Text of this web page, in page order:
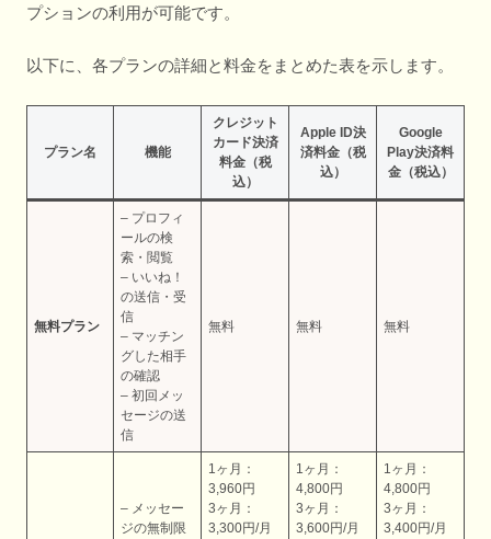
プションの利用が可能です。
以下に、各プランの詳細と料金をまとめた表を示します。
プラン名 機能
クレジット
カード決済
料金（税
込）
Apple ID決
済料金（税
込）
Google
Play決済料
金（税込）
無料プラン
– プロフィ
ールの検
索・閲覧
– いいね！
の送信・受
信
– マッチン
グした相手
の確認
– 初回メッ
セージの送
信
無料 無料 無料
– メッセー
ジの無制限
1ヶ月：
3,960円
3ヶ月：
3,300円/月
1ヶ月：
4,800円
3ヶ月：
3,600円/月
1ヶ月：
4,800円
3ヶ月：
3,400円/月